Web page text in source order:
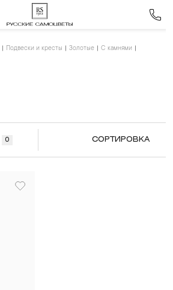
Подвески и кресты Золотые
С камнями
0 СОРТИРОВКА